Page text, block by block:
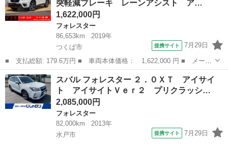
スタート ＳＤナ...突軽減ブレーキ レーンアシスト ア…
1,622,000円
フォレスター
86,653km
2019年
つくば市
提携サイト 7月29日
■ 支払総額: 179.6万円 ■ 車両本体価格： 1,622,000 円 ■ メーカ
ー名： スバル ■ 車種名： フォレスター ■ グレード名： プレ
ミアム ４ＷＤ 衝突軽減ブレーキ レーンアシスト アダプティブ
クルーズ...
茨城 つくば市
スバル フォレスター ２．０ＸＴ アイサイ
ト アイサイトＶｅｒ２ プリクラッシ…
2,085,000円
フォレスター
82,000km
2013年
水戸市
提携サイト 7月29日